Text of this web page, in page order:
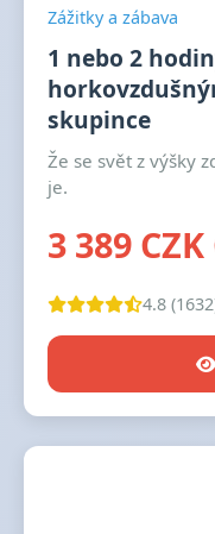
Zážitky a zábava
1 nebo 2
skupince
Že se svět z výšky
je.
3 389 CZK
4.8